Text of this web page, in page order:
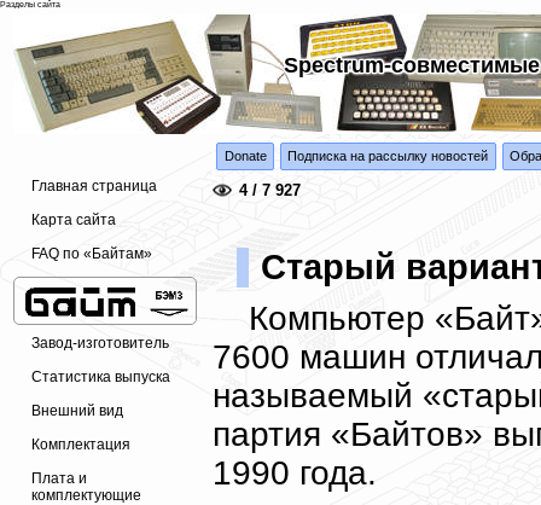
Spectrum-
Главная страница
Карта сайта
FAQ по «Байтам»
Завод-изготовитель
Статистика выпуска
Внешний вид
Комплектация
Плата и
комплектующие
Разделы сайта
Donate Подписка на рассылку новостей
4 / 7 927
Старый
Компьютер
7600 машин
называемый
партия «Байтов»
1990 года.